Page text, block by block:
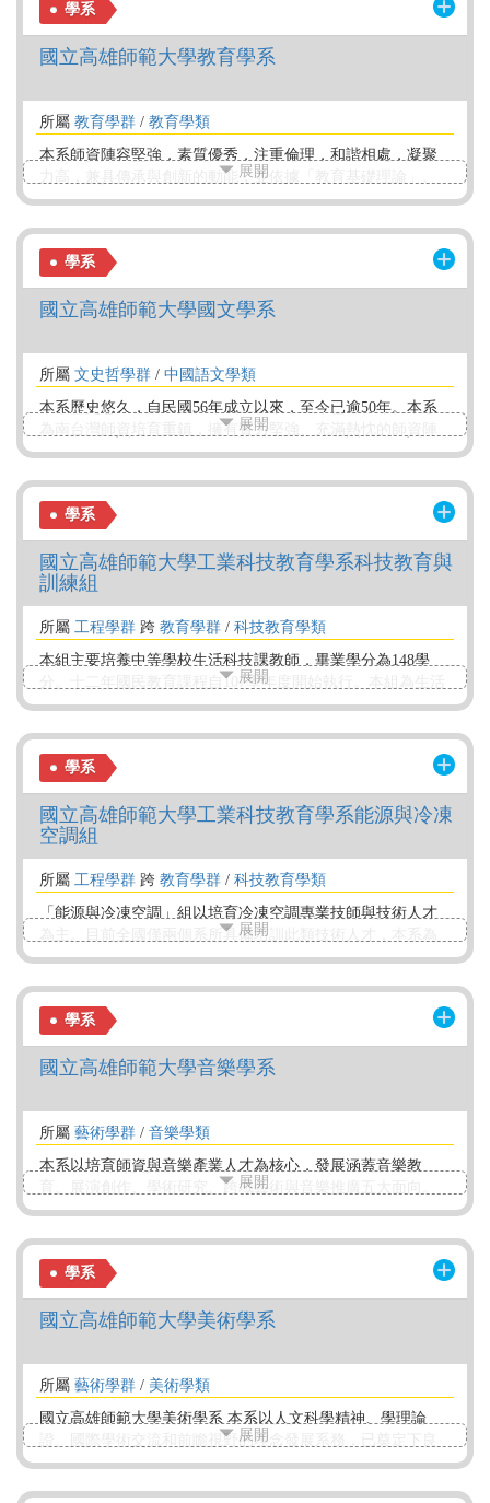
課程、短期系列工作坊、校內超過19項之跨領域學分學程、
同時也協助同學配合校方姊妹校交換申請等，以兼顧學生需
求。
學系
國立高雄師範大學教育學系
所屬 教育學群 / 教育學類
本系師資陣容堅強，素質優秀，注重倫理，和諧相處，凝聚
力高，兼具傳承與創新的動能，並依據「教育基礎理論」、
「教育政策與行政」、「課程教學與媒體」及「心理輔導與
本系學生認真向學，實施家族制，學長姐導引提攜學弟妹，
在理論與實務上相互切磋觀摩，成效卓著，相關說明如附
件。
展開
學系
國立高雄師範大學國文學系
所屬 文史哲學群 / 中國語文學類
本系歷史悠久，自民國56年成立以來，至今已逾50年。本系
為南台灣師資培育重鎮，擁有實力堅強、充滿熱忱的師資陣
容，專任教師共17人，均有博士學位，研究專精、教學認
色，更可修習教育學程以取得正式教師資格。
展開
學系
國立高雄師範大學工業科技教育學系科技教育與
訓練組
所屬 工程學群 跨 教育學群 / 科技教育學類
本組主要培養中等學校生活科技課教師，畢業學分為148學
分。十二年國民教育課程自107學年度開始執行。本組為生活
科技科師資的師資培育單位。本組每位學生均為師培生，除
學分。修習本組課程可取得生活科技科專業學分認證，再經
教育實習與教師檢定後，即可取得生活科技科合格師資，得
以參加教師甄選。
展開
學系
國立高雄師範大學工業科技教育學系能源與冷凍
空調組
所屬 工程學群 跨 教育學群 / 科技教育學類
「能源與冷凍空調」組以培育冷凍空調專業技師與技術人才
為主。目前全國僅兩個系所具備培訓此類技術人才，本系為
研究型大學唯一設組專門培育單位。面對科技社會，生活環
面對與處理。本組主要培養冷凍空調專業技術人才，並提供
台灣南部地區技術型高中「冷凍空調科」畢業生專業進修管
道.
展開
學系
國立高雄師範大學音樂學系
所屬 藝術學群 / 音樂學類
本系以培育師資與音樂產業人才為核心，發展涵蓋音樂教
育、展演創作、學術研究、跨域藝術與音樂推廣五大面向。
教育目標著重提升教學能力、展演水準、學術研究力與跨域
校址鄰近高雄文化中心、衛武營及大東藝術文化中心，資源
豐沛、環境優越，是南部音樂教育與藝術推廣的重要據點。
展開
學系
國立高雄師範大學美術學系
所屬 藝術學群 / 美術學類
國立高雄師範大學美術學系 本系以人文科學精神、學理論
證、國際學術交流和前瞻視野的理念發展系務，已奠定下良
好的教學口碑與學術研究基礎。 因應藝術、文化思潮的快速
展開